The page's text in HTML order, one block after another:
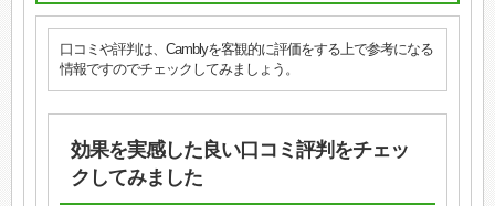
口コミや評判は、Camblyを客観的に評価をする上で参考になる
情報ですのでチェックしてみましょう。
効果を実感した良い口コミ評判をチェッ
クしてみました